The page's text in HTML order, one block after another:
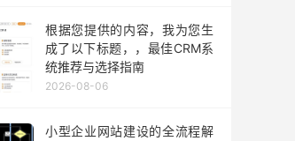
根据您提供的内容，我为您生
成了以下标题，，最佳CRM系
统推荐与选择指南
2026-08-06
小型企业网站建设的全流程解